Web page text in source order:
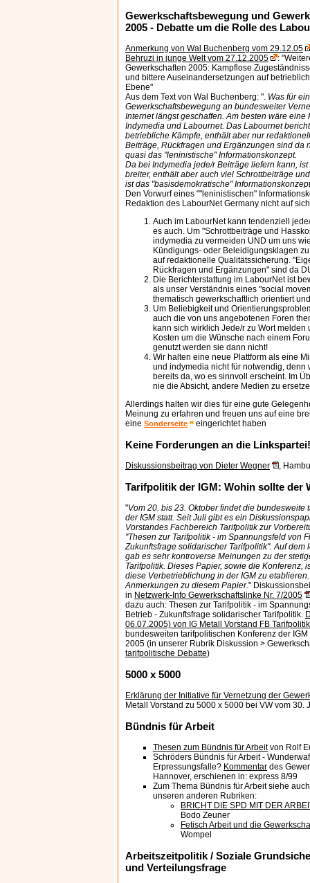
Gewerkschaftsbewegung und
2005 - Debatte um die Rolle des
Anmerkung von Wal Buchenberg vom 29.12.05
Behruzi in junge Welt vom 27.12.2005
:
Gewerkschaften 2005: Kampflose
und bittere Auseinandersetzungen auf
Ebene"
Aus dem Text von Wal Buchenberg: ". Was für
Gewerkschaftsbewegung an bundesweiter
Internet längst geschaffen. Am besten wäre eine
Indymedia und Labournet. Das Labournet
betriebliche Kämpfe, enthält aber nur
Beiträge, Rückfragen und Ergänzungen sind da
quasi das "leninistische" Informationskonzept.
Da bei Indymedia jede/r Beiträge liefern kann,
breiter, enthält aber auch viel Schrottbeiträge
ist das "basisdemokratische"
Den Vorwurf eines ""leninistischen"
Redaktion des LabourNet Germany nicht auf
Auch im LabourNet kann tendenziell
es auch. Um "Schrottbeiträge und
indymedia zu vermeiden UND um uns
Kündigungs- oder Beleidigungsklagen
auf redaktionelle Qualitätssicherung.
Rückfragen und Ergänzungen" sind da
Die Berichterstattung im LabourNet ist
als unser Verständnis eines "social
thematisch gewerkschaftlich orientiert
Um Beliebigkeit und
auch die von uns angebotenen Foren
kann sich wirklich Jede/r zu Wort
Kosten um die Wünsche nach einem
genutzt werden sie dann nicht!
Wir halten eine neue Plattform als eine
und indymedia nicht für notwendig, denn
bereits da, wo es sinnvoll erscheint. Im
nie die Absicht, andere Medien zu
Allerdings halten wir dies für eine gute
Meinung zu erfahren und freuen uns auf eine
eine Sonderseite eingerichtet haben
Keine Forderungen an die Linkspartei!
Diskussionsbeitrag von Dieter Wegner ,
Tarifpolitik der IGM: Wohin sollte der
"Vom 20. bis 23. Oktober findet die bundesweite
der IGM statt. Seit Juli gibt es ein
Vorstandes Fachbereich Tarifpolitik zur
"Thesen zur Tarifpolitik - im Spannungsfeld von
Zukunftsfrage solidarischer Tarifpolitik". Auf dem
gab es sehr kontroverse Meinungen zu der
Tarifpolitik. Dieses Papier, sowie die Konferenz,
diese Verbetrieblichung in der IGM zu
Anmerkungen zu diesem Papier."
in Netzwerk-Info Gewerkschaftslinke Nr. 7/2005
dazu auch: Thesen zur Tarifpolitik - im
Betrieb - Zukunftsfrage solidarischer Tarifpolitik.
06.07.2005) von IG Metall Vorstand FB Tarifpolitik
bundesweiten tarifpolitischen Konferenz der
2005 (in unserer Rubrik Diskussion >
tarifpolitische Debatte)
5000 x 5000
Erklärung der Initiative für Vernetzung der
Metall Vorstand zu 5000 x 5000 bei VW vom 30.
Bündnis für Arbeit
Thesen zum Bündnis für Arbeitvon Rolf
Schröders Bündnis für Arbeit -
Erpressungsfalle? Kommentar des
Hannover, erschienen in: express 8/99
Zum Thema Bündnis für Arbeit siehe
unseren anderen Rubriken:
BRICHT DIE SPD MIT DER
Bodo Zeuner
Fetisch Arbeit und die
Wompel
Arbeitszeitpolitik / Soziale
und Verteilungsfrage